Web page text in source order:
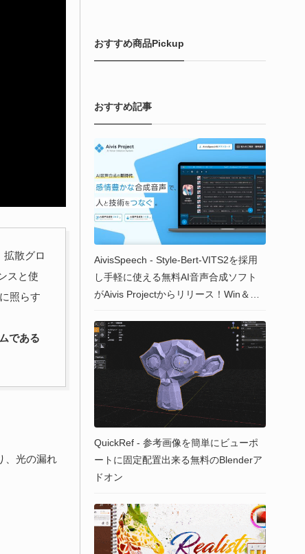
拡散グロ
スと使
照らす
である
、光の漏れ
おすすめ商品Pickup
おすすめ記事
AivisSpeech - Style-Bert-VITS2を採用
し手軽に使える無料AI音声合成ソフト
がAivis Projectからリリース！Win＆Ma
QuickRef - 参考画像を簡単にビューポ
ートに固定配置出来る無料のBlenderア
ドオン